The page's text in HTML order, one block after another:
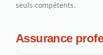
seuls compétents.
Assurance